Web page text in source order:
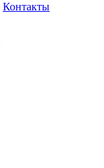
Контакты